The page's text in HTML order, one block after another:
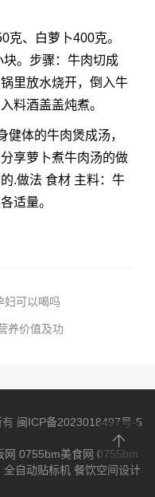
克、白萝卜400克。
。步骤：牛肉切成
里放水烧开，倒入牛
料酒盖盖炖煮。
健体的牛肉煲成汤，
享萝卜煮牛肉汤的做
.做法 食材 主料：牛
适量。
妇可以喝吗
养价值及功
闽ICP备2023018497号-5
网 0755bm美食网 0755bm
全自动贴标机 餐饮空间设计